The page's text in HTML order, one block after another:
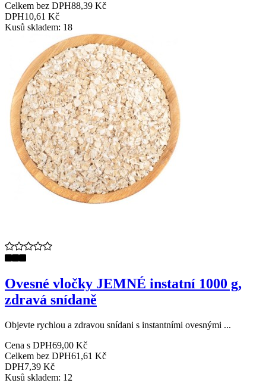
Celkem bez DPH88,39 Kč
DPH10,61 Kč
Kusů skladem: 18
Ovesné vločky JEMNÉ instatní 1000 g,
zdravá snídaně
Objevte rychlou a zdravou snídani s instantními ovesnými ...
Cena s DPH69,00 Kč
Celkem bez DPH61,61 Kč
DPH7,39 Kč
Kusů skladem: 12